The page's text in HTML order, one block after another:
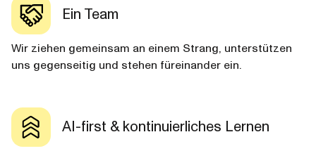
Ein Team
Wir ziehen gemeinsam an einem Strang, unterstützen
uns gegenseitig und stehen füreinander ein.
AI-first & kontinuierliches Lernen